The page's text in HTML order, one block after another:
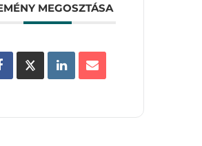
MEGOSZTÁSA